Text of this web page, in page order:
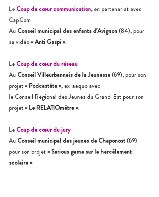
Le Coup de cœur communication, en partenariat avec
Cap'Com
Au Conseil municipal des enfants d’Avignon (84), pour
sa vidéo « Anti Gaspi ».
Le Coup de cœur du réseau
Au Conseil Villeurbannais de la Jeunesse (69), pour son
projet « Podcastête », ex-aequo avec
le Conseil Régional des Jeunes du Grand-Est pour son
projet « Le RELATIOmètre ».
Le Coup de cœur du jury
Au Conseil municipal des jeunes de Chaponost (69)
pour son projet « Serious game sur le harcèlement
scolaire ».